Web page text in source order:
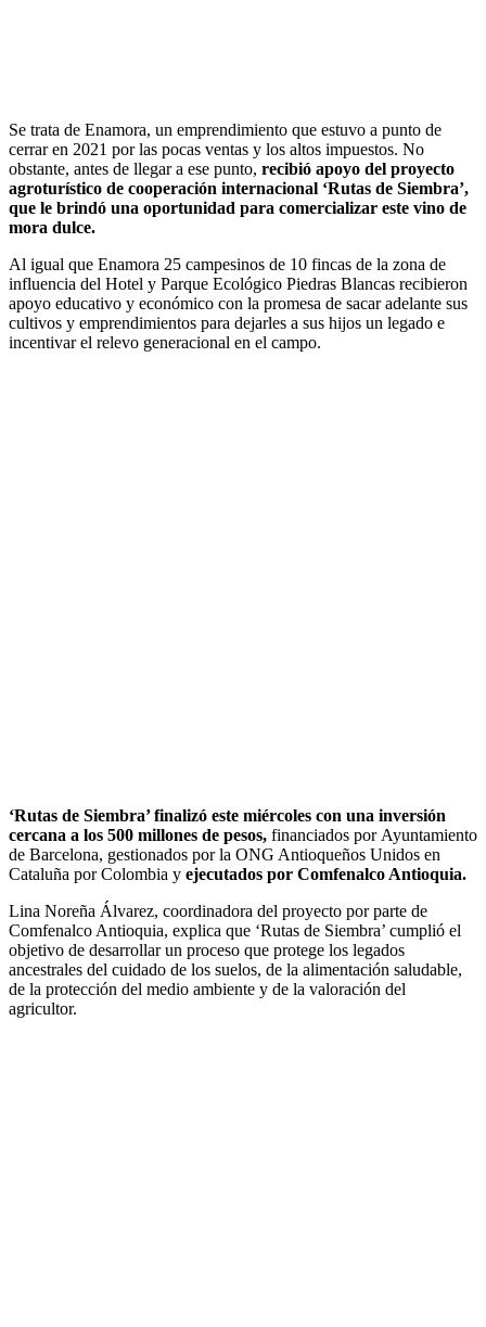
Se trata de Enamora, un emprendimiento que estuvo a punto de
cerrar en 2021 por las pocas ventas y los altos impuestos. No
obstante, antes de llegar a ese punto, recibió apoyo del proyecto
agroturístico de cooperación internacional ‘Rutas de Siembra’,
que le brindó una oportunidad para comercializar este vino de
mora dulce.
Al igual que Enamora 25 campesinos de 10 fincas de la zona de
influencia del Hotel y Parque Ecológico Piedras Blancas recibieron
apoyo educativo y económico con la promesa de sacar adelante sus
cultivos y emprendimientos para dejarles a sus hijos un legado e
incentivar el relevo generacional en el campo.
‘Rutas de Siembra’ finalizó este miércoles con una inversión
cercana a los 500 millones de pesos, financiados por Ayuntamiento
de Barcelona, gestionados por la ONG Antioqueños Unidos en
Cataluña por Colombia y ejecutados por Comfenalco Antioquia.
Lina Noreña Álvarez, coordinadora del proyecto por parte de
Comfenalco Antioquia, explica que ‘Rutas de Siembra’ cumplió el
objetivo de desarrollar un proceso que protege los legados
ancestrales del cuidado de los suelos, de la alimentación saludable,
de la protección del medio ambiente y de la valoración del
agricultor.